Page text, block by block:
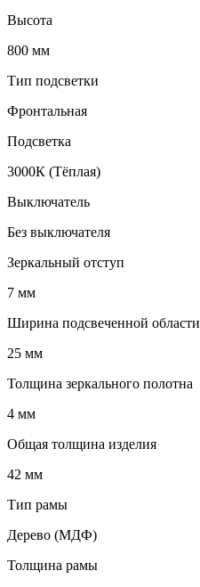
Высота
800 мм
Тип подсветки
Фронтальная
Подсветка
3000К (Тёплая)
Выключатель
Без выключателя
Зеркальный отступ
7 мм
Ширина подсвеченной области
25 мм
Толщина зеркального полотна
4 мм
Общая толщина изделия
42 мм
Тип рамы
Дерево (МДФ)
Толщина рамы